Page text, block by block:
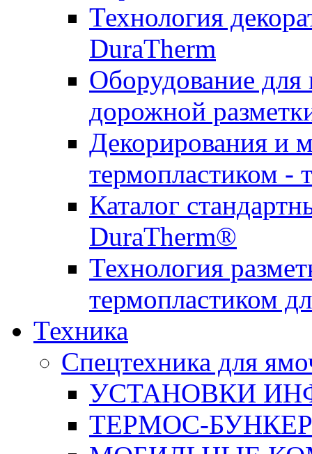
Технология
DuraTherm
Оборудование для
дорожной
Декорирования и
термопластиком -
Каталог
DuraTherm®
Технология
термопластиком
Техника
Спецтехника для
УСТАНОВКИ
ТЕРМОС-